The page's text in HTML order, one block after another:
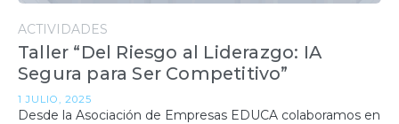
ACTIVIDADES
Taller “Del Riesgo al Liderazgo: IA
Segura para Ser Competitivo”
1 JULIO, 2025
Desde la Asociación de Empresas EDUCA colaboramos en